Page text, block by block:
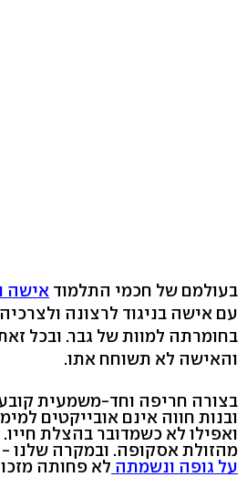
בעולמם של חכמי התלמוד אישה
עם אישה בניגוד לרצונה
בחומרתה למוות של גבר. ובכל
והאישה לא תשוחח אתו.
בצורה חריפה וחד-משמעית
ובנות חווה אינם אובייקטים
ואפילו לא כשמדובר בהצלת
מהזולת אסקופה. ובמקרה שלנו -
על גופה ונשמתה לא פחותה